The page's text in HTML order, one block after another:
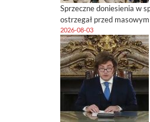
Sprzeczne doniesienia w
ostrzegał przed
2026-08-03